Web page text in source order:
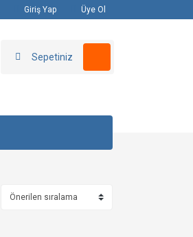
Giriş Yap Üye Ol
Sepetiniz